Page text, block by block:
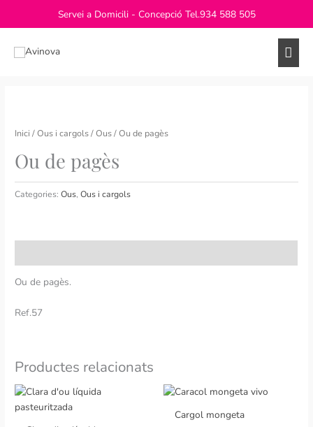
Servei a Domicili - Concepció Tel.934 588 505
Inici /Ous i cargols/Ous/ Ou de pagès
Ou de pagès
Categories:Ous,Ous i cargols
Ou de pagès.
Ref.57
Productes relacionats
Cargol mongeta